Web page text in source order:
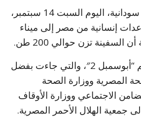
أفادت وسائل إعلام سودانية، اليوم السبت 14 سبتمبر،
إنسانية من مصر إلى ميناء
تزن حوالي 200 طن.
وتحمل السفينة اسم “أبوسمبل 2″، والتي جاءت بفضل
المصرية ووزارة الصحة
الاجتماعي ووزارة الأوقاف
جمعية الهلال الأحمر المصرية.